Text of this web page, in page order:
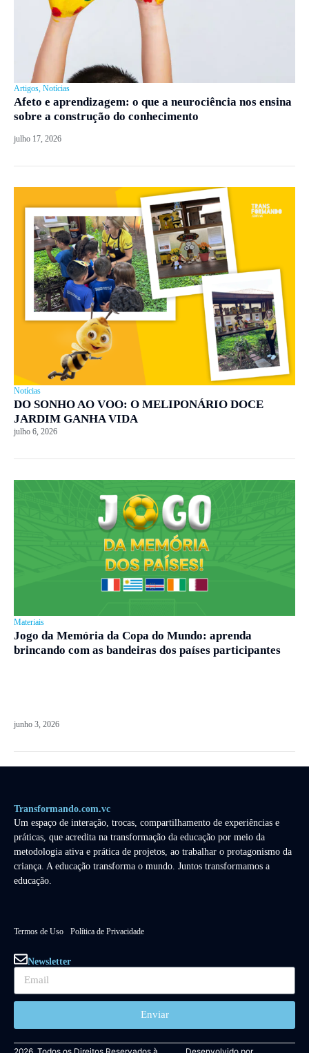
Artigos Notícias
Afeto e aprendizagem: o que a neurociência nos ensina
sobre a construção do conhecimento
julho 17, 2026
Notícias
DO SONHO AO VOO: O MELIPONÁRIO DOCE
JARDIM GANHA VIDA
julho 6, 2026
Materiais
Jogo da Memória da Copa do Mundo: aprenda
brincando com as bandeiras dos países participantes
junho 3, 2026
Transformando.com.vc
Um espaço de interação, trocas, compartilhamento de experiências e
práticas, que acredita na transformação da educação por meio da
metodologia ativa e prática de projetos, ao trabalhar o protagonismo da
criança. A educação transforma o mundo. Juntos transformamos a
educação.
Termos de Uso Política de Privacidade
Newsletter
Enviar